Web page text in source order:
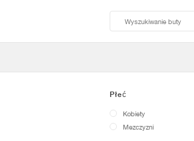
Płeć
Kobiety
Mezczyzni